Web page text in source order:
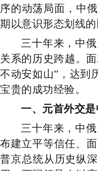
序的动荡局面，中
期以意识形态划线
三十年来，中
关系的历史跨越。
不动安如山”，达到
宝贵的成功经验。
一、元首外交
三十年来，中
布建立平等信任、
普京总统从历史纵